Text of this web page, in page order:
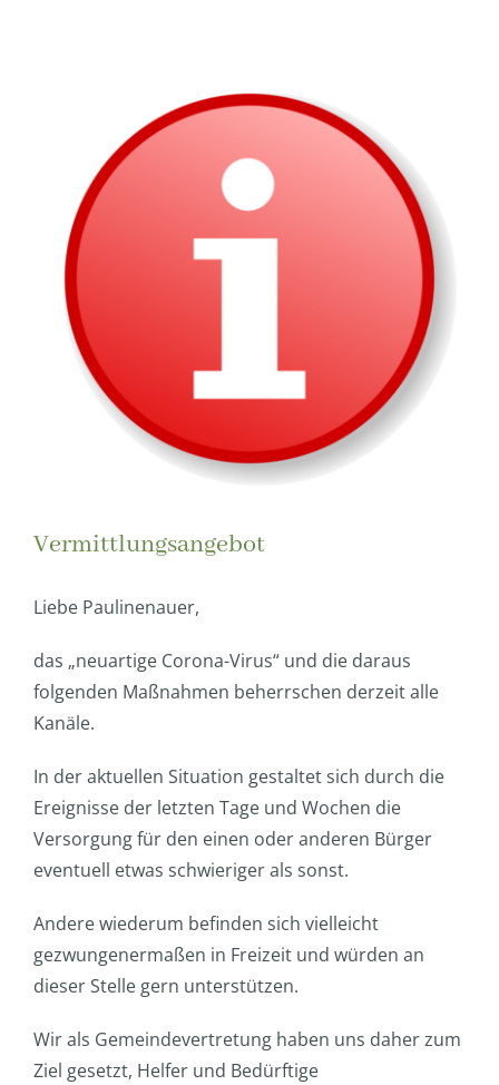
Vermittlungsangebot
Liebe Paulinenauer,
das „neuartige Corona-Virus“ und die daraus
folgenden Maßnahmen beherrschen derzeit alle
Kanäle.
In der aktuellen Situation gestaltet sich durch die
Ereignisse der letzten Tage und Wochen die
Versorgung für den einen oder anderen Bürger
eventuell etwas schwieriger als sonst.
Andere wiederum befinden sich vielleicht
gezwungenermaßen in Freizeit und würden an
dieser Stelle gern unterstützen.
Wir als Gemeindevertretung haben uns daher zum
Ziel gesetzt, Helfer und Bedürftige